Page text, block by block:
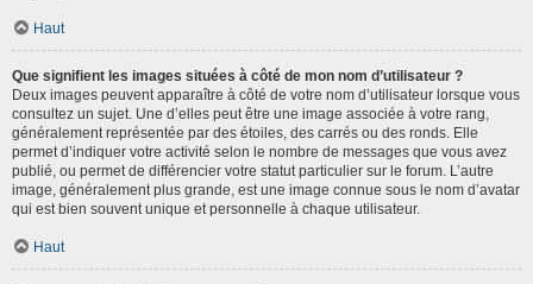
Haut
Que signifient les images situées à côté de mon nom d’utilisateur ?
Deux images peuvent apparaître à côté de votre nom d’utilisateur lorsque vous
consultez un sujet. Une d’elles peut être une image associée à votre rang,
généralement représentée par des étoiles, des carrés ou des ronds. Elle
permet d’indiquer votre activité selon le nombre de messages que vous avez
publié, ou permet de différencier votre statut particulier sur le forum. L’autre
image, généralement plus grande, est une image connue sous le nom d’avatar
qui est bien souvent unique et personnelle à chaque utilisateur.
Haut